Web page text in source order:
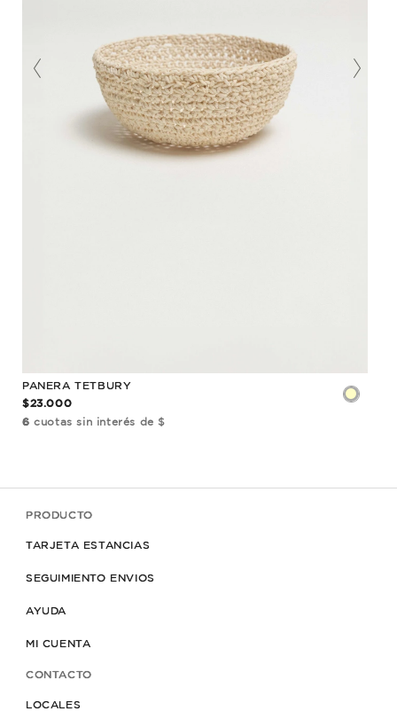
PANERA TETBURY
$23.000
6 cuotas sin interés de $
PRODUCTO
TARJETA ESTANCIAS
SEGUIMIENTO ENVIOS
AYUDA
MI CUENTA
CONTACTO
LOCALES